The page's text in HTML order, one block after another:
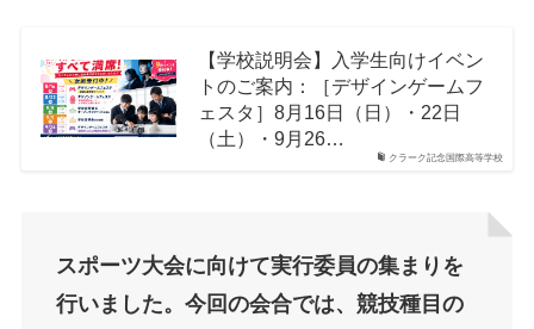
クラーク記念国際高等学校
【学校説明会】入学生向けイベン
トのご案内：［デザインゲームフ
ェスタ］8月16日（日）・22日
（土）・9月26…
スポーツ大会に向けて実行委員の集まりを
行いました。今回の会合では、競技種目の